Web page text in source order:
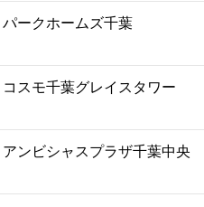
パークホームズ千葉
コスモ千葉グレイスタワー
アンビシャスプラザ千葉中央